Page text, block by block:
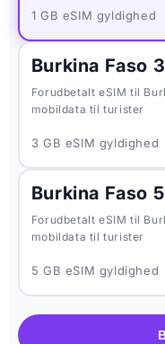
1 GB eSIM gyldighed
Burkina Faso
Forudbetalt eSIM til
mobildata til turister
3 GB eSIM gyldighed
Burkina Faso
Forudbetalt eSIM til
mobildata til turister
5 GB eSIM gyldighed